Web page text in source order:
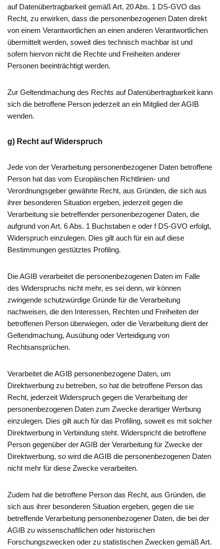
auf Datenübertragbarkeit gemäß Art. 20 Abs. 1 DS-GVO das
Recht, zu erwirken, dass die personenbezogenen Daten direkt
von einem Verantwortlichen an einen anderen Verantwortlichen
übermittelt werden, soweit dies technisch machbar ist und
sofern hiervon nicht die Rechte und Freiheiten anderer
Personen beeinträchtigt werden.
Zur Geltendmachung des Rechts auf Datenübertragbarkeit kann
sich die betroffene Person jederzeit an ein Mitglied der AGIB
wenden.
g) Recht auf Widerspruch
Jede von der Verarbeitung personenbezogener Daten betroffene
Person hat das vom Europäischen Richtlinien- und
Verordnungsgeber gewährte Recht, aus Gründen, die sich aus
ihrer besonderen Situation ergeben, jederzeit gegen die
Verarbeitung sie betreffender personenbezogener Daten, die
aufgrund von Art. 6 Abs. 1 Buchstaben e oder f DS-GVO erfolgt,
Widerspruch einzulegen. Dies gilt auch für ein auf diese
Bestimmungen gestütztes Profiling.
Die AGIB verarbeitet die personenbezogenen Daten im Falle
des Widerspruchs nicht mehr, es sei denn, wir können
zwingende schutzwürdige Gründe für die Verarbeitung
nachweisen, die den Interessen, Rechten und Freiheiten der
betroffenen Person überwiegen, oder die Verarbeitung dient der
Geltendmachung, Ausübung oder Verteidigung von
Rechtsansprüchen.
Verarbeitet die AGIB personenbezogene Daten, um
Direktwerbung zu betreiben, so hat die betroffene Person das
Recht, jederzeit Widerspruch gegen die Verarbeitung der
personenbezogenen Daten zum Zwecke derartiger Werbung
einzulegen. Dies gilt auch für das Profiling, soweit es mit solcher
Direktwerbung in Verbindung steht. Widerspricht die betroffene
Person gegenüber der AGIB der Verarbeitung für Zwecke der
Direktwerbung, so wird die AGIB die personenbezogenen Daten
nicht mehr für diese Zwecke verarbeiten.
Zudem hat die betroffene Person das Recht, aus Gründen, die
sich aus ihrer besonderen Situation ergeben, gegen die sie
betreffende Verarbeitung personenbezogener Daten, die bei der
AGIB zu wissenschaftlichen oder historischen
Forschungszwecken oder zu statistischen Zwecken gemäß Art.